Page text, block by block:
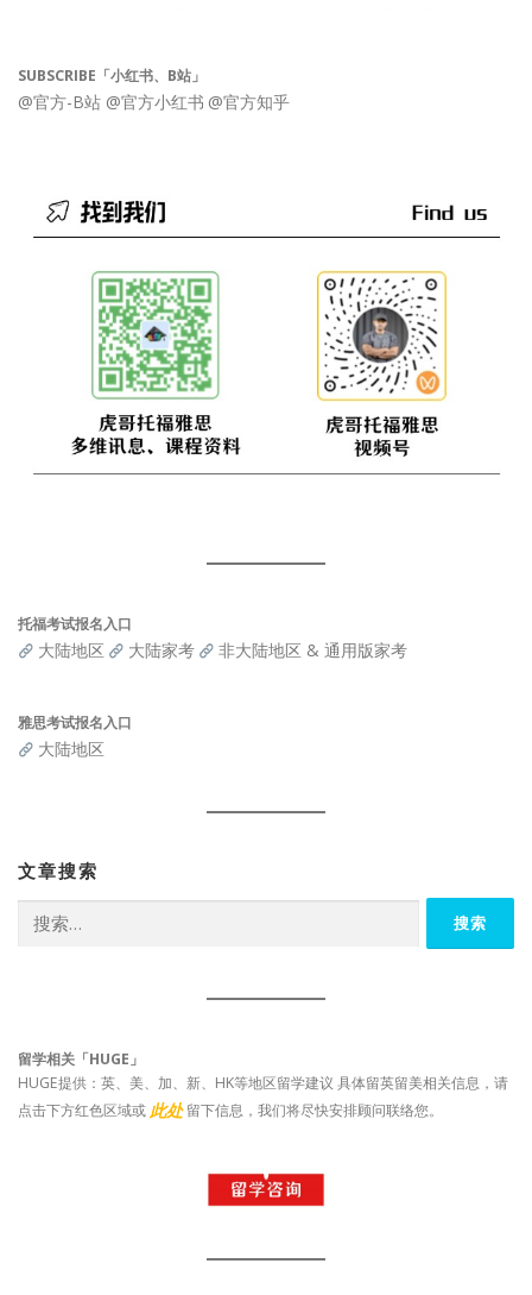
SUBSCRIBE「小红书、B站」
@官方-B站 @官方小红书 @官方知乎
托福考试报名入口
大陆地区 大陆家考 非大陆地区 & 通用版家考
雅思考试报名入口
大陆地区
文章搜索
索：
留学相关「HUGE」
HUGE提供：英、美、加、新、HK等地区留学建议 具体留英留美相关信息，请
点击下方红色区域或 此处 留下信息，我们将尽快安排顾问联络您。